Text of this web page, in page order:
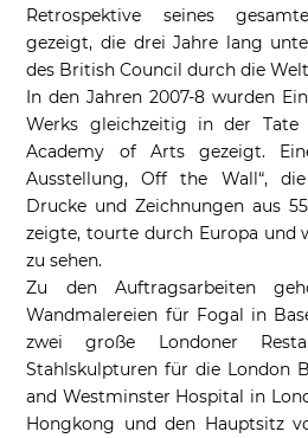
Retrospektive seines
gezeigt, die drei Jahre lang
des British Council durch die
In den Jahren 2007-8 wurden
Werks gleichzeitig in der
Academy of Arts gezeigt.
Ausstellung, Off the Wall“,
Drucke und Zeichnungen aus
zeigte, tourte durch Europa und
zu sehen.
Zu den Auftragsarbeiten
Wandmalereien für Fogal in
zwei große Londoner
Stahlskulpturen für die London
and Westminster Hospital in
Hongkong und den Hauptsitz